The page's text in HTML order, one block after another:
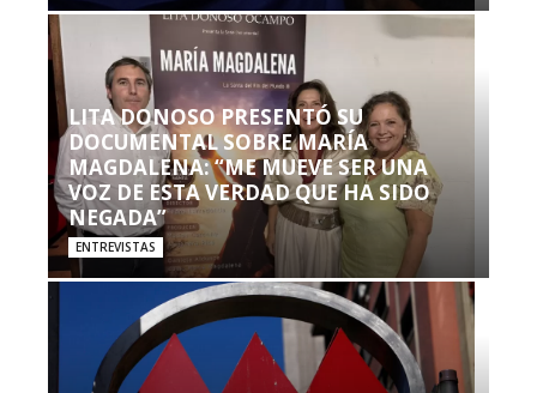
LITA DONOSO PRESENTÓ SU
DOCUMENTAL SOBRE MARÍA
MAGDALENA: “ME MUEVE SER UNA
VOZ DE ESTA VERDAD QUE HA SIDO
NEGADA”
ENTREVISTAS